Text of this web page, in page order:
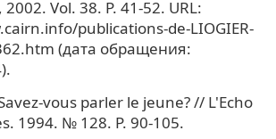
2002. Vol. 38. P. 41-52. URL:
publications-de-LIOGIER-
(дата обращения:
vous parler le jeune? // L'Echo
1994. № 128. P. 90-105.